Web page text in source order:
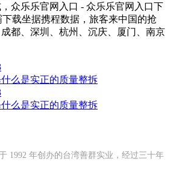
众乐乐官网入口 - 众乐乐官网入口下
下载坐据携程数据，旅客来中国的抢
都、深圳、杭州、沉庆、厦门、南京
么是实正的质量整拆
么是实正的质量整拆
1992 年创办的台湾善群实业，经过三十年